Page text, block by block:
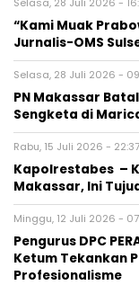
“Kami Muak
Jurnalis-OMS
Selasa, 28 Juli 2026 -
PN Makassar
Sengketa di
Rabu, 15 Juli 2026 -
Kapolrestabes –
Makassar, Ini
Minggu, 12 Juli 2026 -
Pengurus DPC
Ketum Tekankan
Profesionalisme